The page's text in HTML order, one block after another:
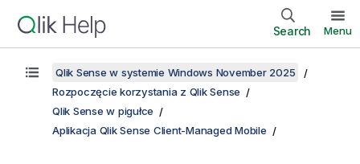
Search Menu
Qlik Sense w systemie Windows November 2025
Rozpoczęcie korzystania z Qlik Sense
Qlik Sense w pigułce
Aplikacja Qlik Sense Client-Managed Mobile